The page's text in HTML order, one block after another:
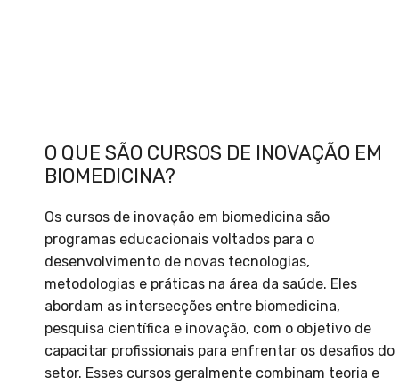
O QUE SÃO CURSOS DE INOVAÇÃO EM
BIOMEDICINA?
Os cursos de inovação em biomedicina são
programas educacionais voltados para o
desenvolvimento de novas tecnologias,
metodologias e práticas na área da saúde. Eles
abordam as intersecções entre biomedicina,
pesquisa científica e inovação, com o objetivo de
capacitar profissionais para enfrentar os desafios do
setor. Esses cursos geralmente combinam teoria e